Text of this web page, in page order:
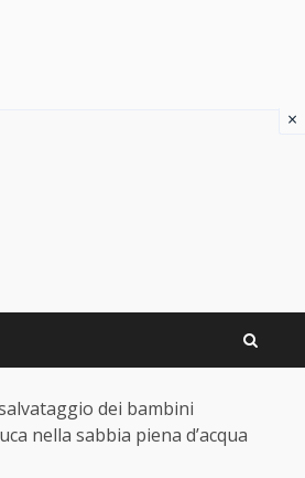
dei bambini
nella sabbia piena d’acqua
×